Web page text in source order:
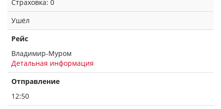
Страховка: 0
Ушёл
Рейс
Владимир-Муром
Детальная информация
Отправление
12:50